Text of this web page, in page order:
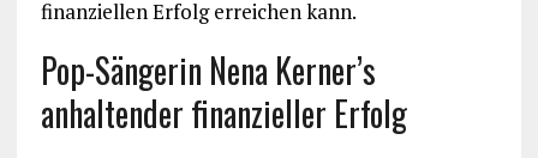
finanziellen Erfolg erreichen kann.
Pop-Sängerin Nena Kerner’s
anhaltender finanzieller Erfolg